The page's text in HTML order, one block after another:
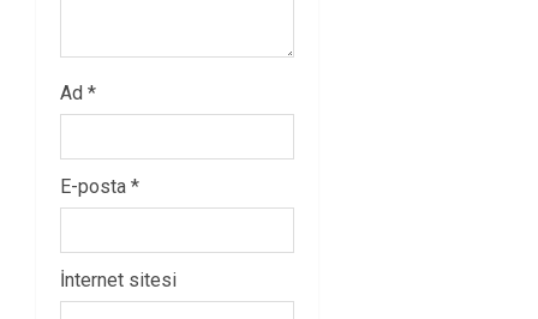
Ad *
E-posta *
İnternet sitesi